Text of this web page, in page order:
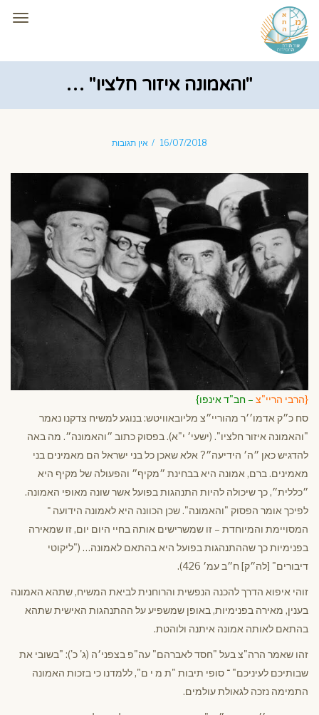
"והאמונה איזור חלציו" …
16/07/2018 אין תגובות
{הרבי הריי"צ – חב"ד אינפו}
סח כ״ק אדמו׳׳ר מהוריי״צ מליובאוויטש: בנוגע למשיח צדקנו נאמר
"והאמונה איזור חלציו". (ישעי׳ י"א). בפסוק כתוב ״והאמונה״. מה באה
להדגיש כאן ״ה׳ הידיעה״? אלא שאכן כל בני ישראל הם מאמינים בני
מאמינים. ברם, אמונה היא בבחינת ״מקיף״ והפעולה של מקיף היא
״כללית״, כך שיכולה להיות התנהגות בפועל אשר שונה מאופי האמונה.
לפיכך אומר הפסוק "והאמונה". שכן הכוונה היא לאמונה הידועה ־
המסויימת והמיוחדת – זו שמשרישים אותה בחיי היום יום, זו שמאירה
בפנימיות כך שההתנהגות בפועל היא בהתאם לאמונה… ("ליקוטי
דיבורים" [לה״ק] ח״ב עמ׳ 426).
זוהי איפוא הדרך להכנה הנפשית והרוחנית לביאת המשיח, שתהא האמונה
בענין, מאירה בפנימיות, באופן שמשפיע על ההתנהגות האישית שתהא
בהתאם לאותה אמונה איתנה ולוהטת.
זהו שאמר הרה"צ בעל "חסד לאברהם" עה"פ בצפני׳ה (ג' כ'): "בשובי את
שבותיכם לעיניכם" ־ סופי תיבות "ת מ י ם", ללמדנו כי בזכות האמונה
התמימה נזכה לגאולת עולמים.